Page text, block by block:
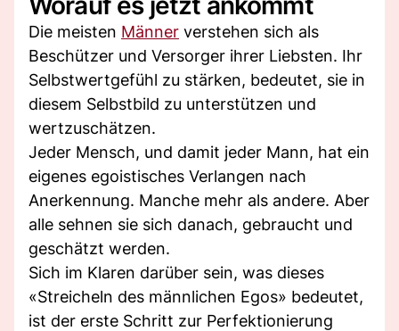
Die meisten Männer verstehen sich als
Beschützer und Versorger ihrer Liebsten. Ihr
Selbstwertgefühl zu stärken, bedeutet, sie in
diesem Selbstbild zu unterstützen und
wertzuschätzen.
Jeder Mensch, und damit jeder Mann, hat ein
eigenes egoistisches Verlangen nach
Anerkennung. Manche mehr als andere. Aber
alle sehnen sie sich danach, gebraucht und
geschätzt werden.
Sich im Klaren darüber sein, was dieses
«Streicheln des männlichen Egos» bedeutet,
ist der erste Schritt zur Perfektionierung